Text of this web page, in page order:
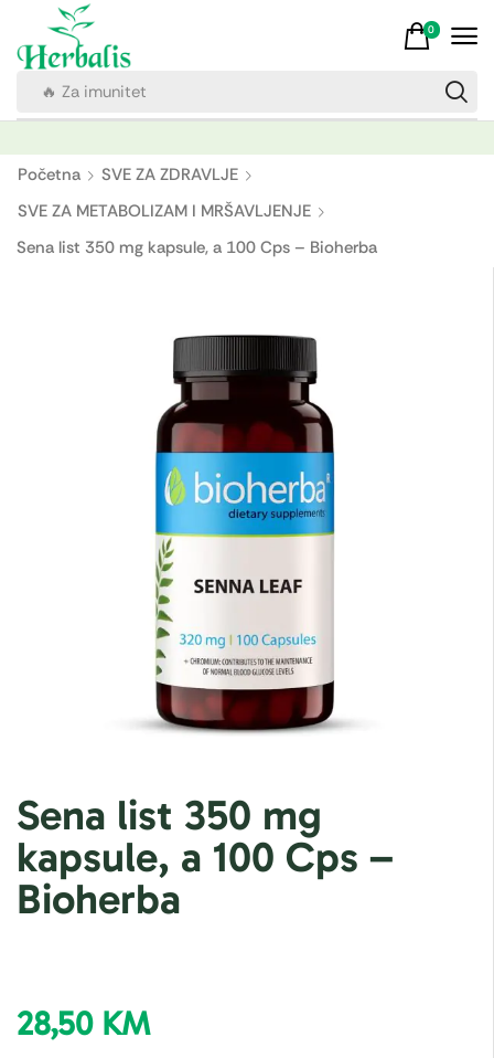
🔥 Za imunitet
0
Početna
SVE ZA ZDRAVLJE
SVE ZA METABOLIZAM I MRŠAVLJENJE
Sena list 350 mg kapsule, a 100 Cps – Bioherba
Sena list 350 mg
kapsule, a 100 Cps –
Bioherba
28,50 KM